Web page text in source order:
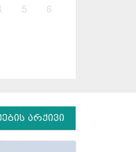
მცხოვრები
5 6
არქივი